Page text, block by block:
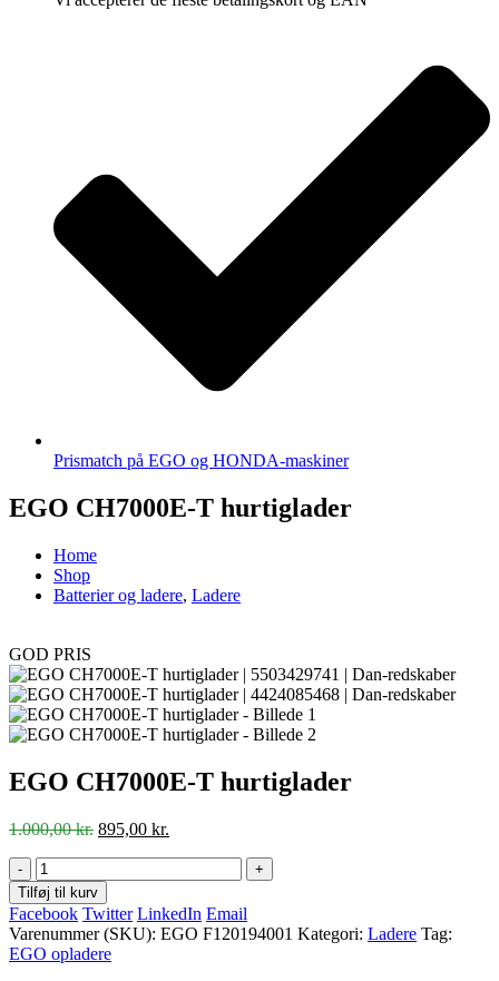
Prismatch på EGO og HONDA-maskiner
EGO CH7000E-T hurtiglader
Home
Shop
Batterier og ladere, Ladere
GOD PRIS
EGO CH7000E-T hurtiglader
1.000,00kr. Den
var:
1.000,00 kr..
895,00 kr.
895,00 kr..
-
+
Tilføj til kurv
Facebook Twitter LinkedIn Email
Varenummer (SKU): EGO F120194001 Kategori: Ladere Tag:
EGO opladere